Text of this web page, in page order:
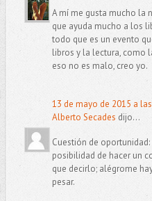
A mí me gusta mucho la
que ayuda mucho a los
todo que es un evento
libros y la lectura, como
eso no es malo, creo yo.
13 de mayo de 2015 a
Alberto Secades dijo...
Cuestión de
posibilidad de hacer un
que decirlo; alégrome
pesar.